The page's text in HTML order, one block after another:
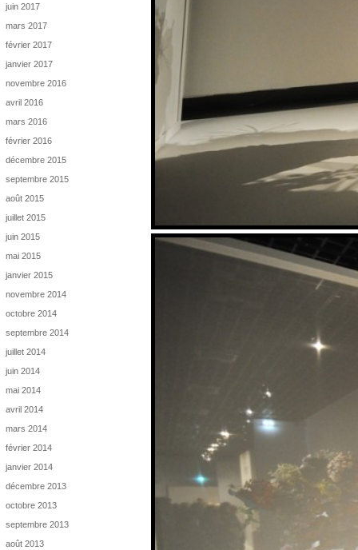
juin 2017
mars 2017
février 2017
janvier 2017
novembre 2016
avril 2016
mars 2016
février 2016
décembre 2015
septembre 2015
août 2015
juillet 2015
juin 2015
mai 2015
janvier 2015
novembre 2014
octobre 2014
septembre 2014
juillet 2014
juin 2014
mai 2014
avril 2014
mars 2014
février 2014
janvier 2014
décembre 2013
octobre 2013
septembre 2013
août 2013